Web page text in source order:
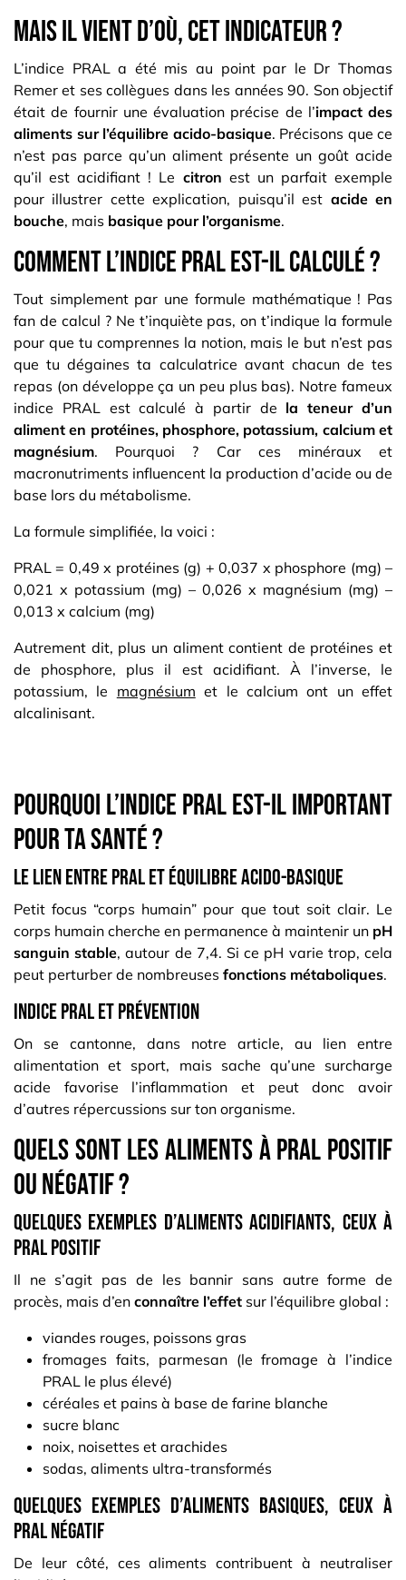
Mais il vient d’où, cet indicateur ?
L’indice PRAL a été mis au point par le Dr Thomas
Remer et ses collègues dans les années 90. Son objectif
était de fournir une évaluation précise de l’impact des
aliments sur l’équilibre acido-basique. Précisons que ce
n’est pas parce qu’un aliment présente un goût acide
qu’il est acidifiant ! Le citron est un parfait exemple
pour illustrer cette explication, puisqu’il est acide en
bouche, mais basique pour l’organisme.
Comment l’indice PRAL est-il calculé ?
Tout simplement par une formule mathématique ! Pas
fan de calcul ? Ne t’inquiète pas, on t’indique la formule
pour que tu comprennes la notion, mais le but n’est pas
que tu dégaines ta calculatrice avant chacun de tes
repas (on développe ça un peu plus bas). Notre fameux
indice PRAL est calculé à partir de la teneur d’un
aliment en protéines, phosphore, potassium, calcium et
magnésium. Pourquoi ? Car ces minéraux et
macronutriments influencent la production d’acide ou de
base lors du métabolisme.
La formule simplifiée, la voici :
PRAL = 0,49 x protéines (g) + 0,037 x phosphore (mg) –
0,021 x potassium (mg) – 0,026 x magnésium (mg) –
0,013 x calcium (mg)
Autrement dit, plus un aliment contient de protéines et
de phosphore, plus il est acidifiant. À l’inverse, le
potassium, le magnésium et le calcium ont un effet
alcalinisant.
Pourquoi l’indice PRAL est-il important
pour ta santé ?
Le lien entre PRAL et équilibre acido-basique
Petit focus “corps humain” pour que tout soit clair. Le
corps humain cherche en permanence à maintenir un pH
sanguin stable, autour de 7,4. Si ce pH varie trop, cela
peut perturber de nombreuses fonctions métaboliques.
Indice PRAL et prévention
On se cantonne, dans notre article, au lien entre
alimentation et sport, mais sache qu’une surcharge
acide favorise l’inflammation et peut donc avoir
d’autres répercussions sur ton organisme.
Quels sont les aliments à PRAL positif
ou négatif ?
Quelques exemples d’aliments acidifiants, ceux à
PRAL positif
Il ne s’agit pas de les bannir sans autre forme de
procès, mais d’en connaître l’effet sur l’équilibre global :
viandes rouges, poissons gras
fromages faits, parmesan (le fromage à l’indice
PRAL le plus élevé)
céréales et pains à base de farine blanche
sucre blanc
noix, noisettes et arachides
sodas, aliments ultra-transformés
Quelques exemples d’aliments basiques, ceux à
PRAL négatif
De leur côté, ces aliments contribuent à neutraliser